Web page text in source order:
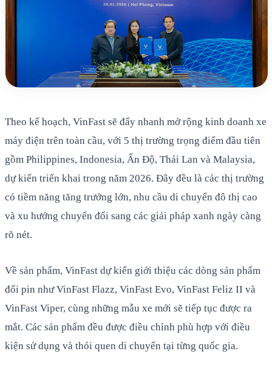
Theo kế hoạch, VinFast sẽ đẩy nhanh mở rộng kinh doanh xe
máy điện trên toàn cầu, với 5 thị trường trọng điểm đầu tiên
gồm Philippines, Indonesia, Ấn Độ, Thái Lan và Malaysia,
dự kiến triển khai trong năm 2026. Đây đều là các thị trường
có tiềm năng tăng trưởng lớn, nhu cầu di chuyển đô thị cao
và xu hướng chuyển đổi sang các giải pháp xanh ngày càng
rõ nét.
Về sản phẩm, VinFast dự kiến giới thiệu các dòng sản phẩm
đổi pin như VinFast Flazz, VinFast Evo, VinFast Feliz II và
VinFast Viper, cùng những mẫu xe mới sẽ tiếp tục được ra
mắt. Các sản phẩm đều được điều chỉnh phù hợp với điều
kiện sử dụng và thói quen di chuyển tại từng quốc gia.